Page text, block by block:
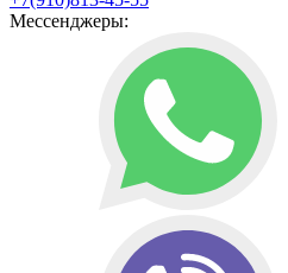
Мессенджеры: